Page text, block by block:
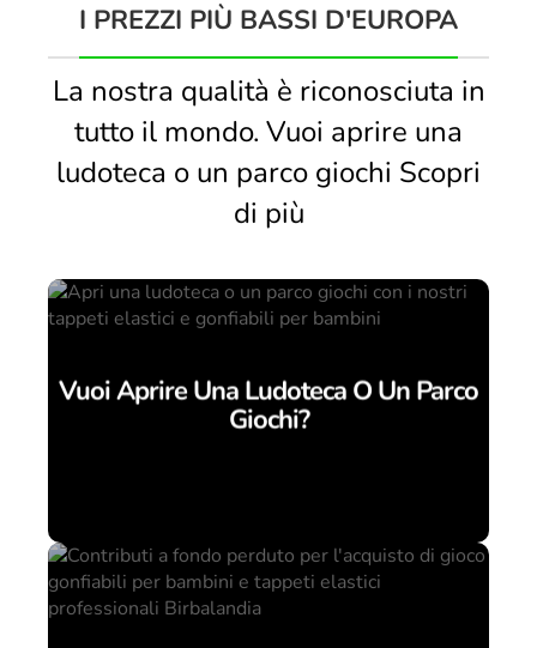
I PREZZI PIÙ BASSI D'EUROPA
La nostra qualità è riconosciuta in
tutto il mondo. Vuoi aprire una
ludoteca o un parco giochi Scopri
di più
Vuoi Aprire Una Ludoteca O Un Parco
Giochi?